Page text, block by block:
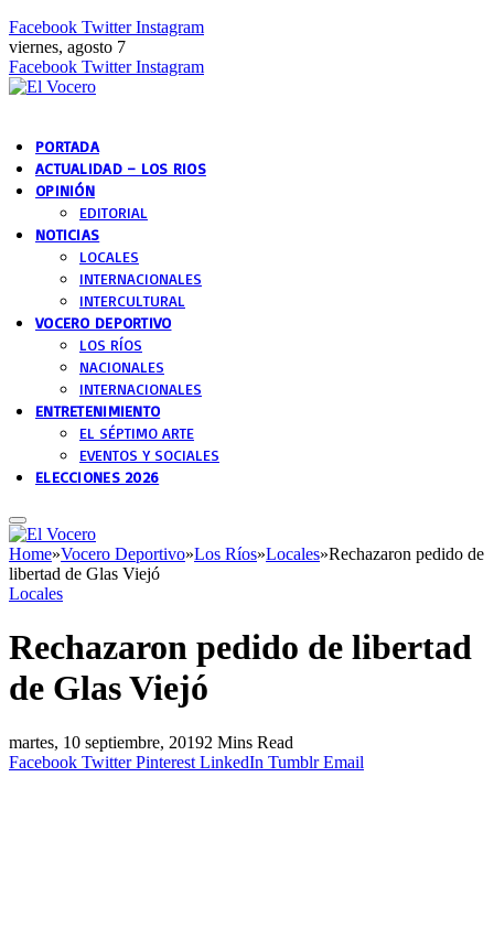
Facebook Twitter Instagram
viernes, agosto 7
Facebook Twitter Instagram
PORTADA
ACTUALIDAD – LOS RIOS
OPINIÓN
EDITORIAL
NOTICIAS
LOCALES
INTERNACIONALES
INTERCULTURAL
VOCERO DEPORTIVO
LOS RÍOS
NACIONALES
INTERNACIONALES
ENTRETENIMIENTO
EL SÉPTIMO ARTE
EVENTOS Y SOCIALES
ELECCIONES 2026
Home»Vocero Deportivo»Los Ríos»Locales»Rechazaron pedido de
libertad de Glas Viejó
Locales
Rechazaron pedido de libertad
de Glas Viejó
martes, 10 septiembre, 20192 Mins Read
Facebook Twitter Pinterest LinkedIn Tumblr Email